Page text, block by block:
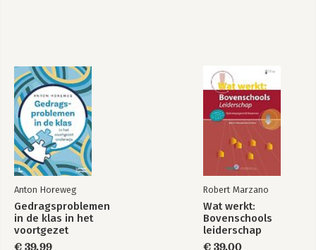
Anton Horeweg
Gedragsproblemen
in de klas in het
voortgezet
onderwijs
€ 39,99
Robert Marzano
Wat werkt:
Bovenschools
leiderschap
€ 39,00